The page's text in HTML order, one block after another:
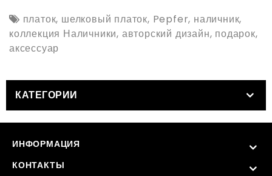
платок, шелковый платок, Pepfer, наличник,
коллекция Наличники, авторский дизайн, подарок,
аксессуар
КАТЕГОРИИ
ИНФОРМАЦИЯ
КОНТАКТЫ